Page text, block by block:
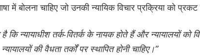
में बोलना चाहिए जो उनकी न्यायिक विचार प्रक्रिया को
है कि न्यायाधीश तर्क-वितर्क के नायक होते हैं और न्यायालयों को
की वैधता तर्कों पर स्थापित होनी चाहिए।”